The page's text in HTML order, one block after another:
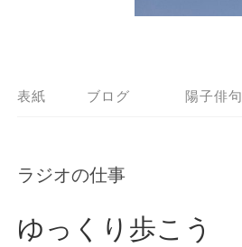
表紙 ブログ 陽子俳句
ラジオの仕事
ゆっくり歩こう